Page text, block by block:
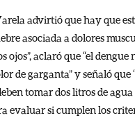
advirtió que hay que
asociada a dolores
ojos”, aclaró que “el
de garganta” y señaló que
tomar dos litros de
evaluar si cumplen los